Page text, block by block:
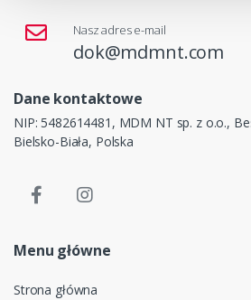
Nasz adres e-mail
dok@mdmnt.com
Dane kontaktowe
NIP: 5482614481, MDM NT sp. z o.o.,
Bielsko-Biała, Polska
Menu główne
Strona główna